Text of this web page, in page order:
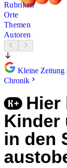
Rubriken
Orte
Themen
Autoren
Kleine Zeitung
Chronik
Hier
Kinder
in den